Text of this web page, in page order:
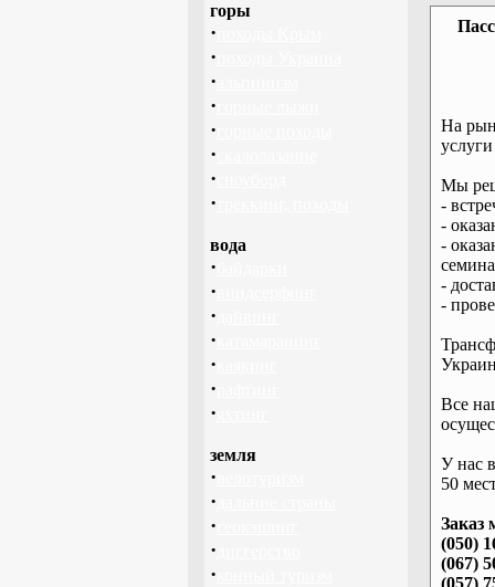
горы
·
·
·
·
·
·
·
·
вода
·
·
·
·
·
·
·
земля
·
·
·
·
·
На
Мы
-
-
-
-
-
Все
У нас
50
Заказ
(050)
(067)
(057)